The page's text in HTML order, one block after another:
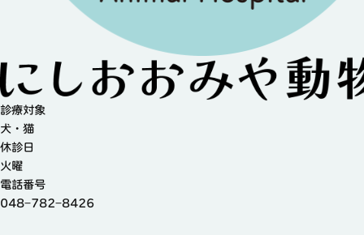
診療対象
犬・猫
休診日
火曜
電話番号
048−782−8426